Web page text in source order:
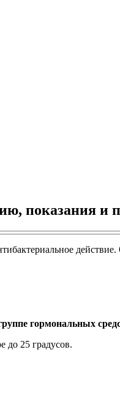
показания и
гормональных
до 25 градусов.